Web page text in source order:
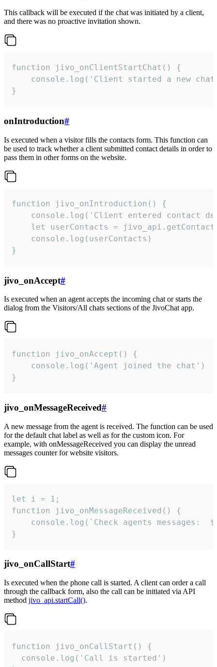
This callback will be executed if the chat was initiated by a client,
and there was no proactive invitation shown.
function jivo_onClientStartChat() {
console.log('Client started a new
}
onIntroduction#
Is executed when a visitor fills the contacts form. This function can
be used to track whether a client submitted contact details in order to
pass them in other forms on the website.
function jivo_onIntroduction() {
console.log('Client entered contact
let userContacts =
    console.log(userContacts)
}
jivo_onAccept#
Is executed when an agent accepts the incoming chat or starts the
dialog from the Visitors/All chats sections of the JivoChat app.
function jivo_onAccept() {
}
jivo_onMessageReceived#
A new message from the agent is received. The function can be used
for the default chat label as well as for the custom icon. For
example, with onMessageReceived you can display the unread
messages counter for website visitors.
let i = 1;
function jivo_onMessageReceived() {
}
jivo_onCallStart#
Is executed when the phone call is started. A client can order a call
through the callback form, also the call can be initiated via API
method jivo_api.startCall().
function jivo_onCallStart() {
  console.log('Call is started')